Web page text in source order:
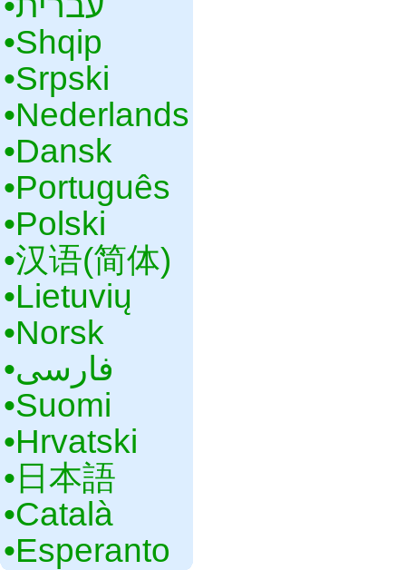
•‎Shqip
•‎Srpski
•‎Nederlands
•‎Dansk
•‎Português
•‎Polski
•‎汉语(简体)
•‎Lietuvių
•‎Norsk
•‎فارسی
•‎Suomi
•‎Hrvatski
•‎日本語
•‎Català
•‎Esperanto